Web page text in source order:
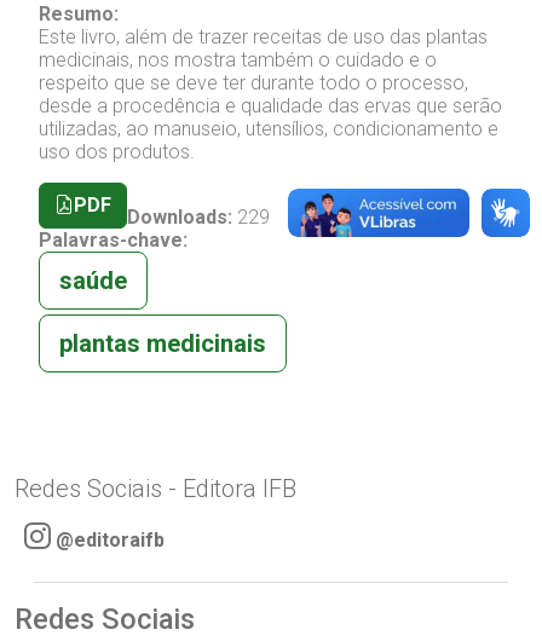
Resumo:
Este livro, além de trazer receitas de uso das plantas
medicinais, nos mostra também o cuidado e o
respeito que se deve ter durante todo o processo,
desde a procedência e qualidade das ervas que serão
utilizadas, ao manuseio, utensílios, condicionamento e
uso dos produtos.
PDF
Downloads: 229
Palavras-chave:
saúde
plantas medicinais
Redes Sociais - Editora IFB
@editoraifb
Redes Sociais